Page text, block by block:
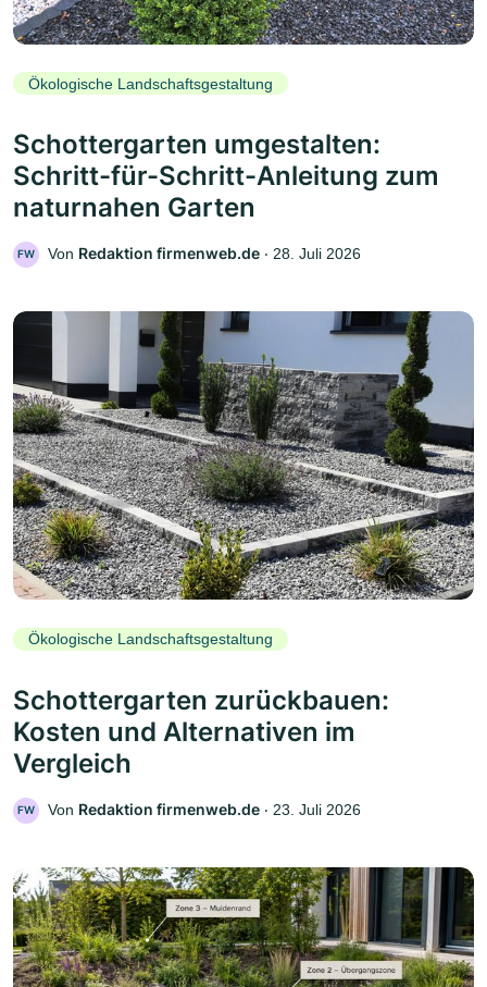
Ökologische Landschaftsgestaltung
Schottergarten umgestalten:
Schritt-für-Schritt-Anleitung zum
naturnahen Garten
FW Von Redaktion firmenweb.de ‧ 28. Juli 2026
Ökologische Landschaftsgestaltung
Schottergarten zurückbauen:
Kosten und Alternativen im
Vergleich
FW Von Redaktion firmenweb.de ‧ 23. Juli 2026